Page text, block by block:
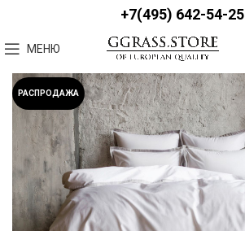
+7(495) 642-54-25
МЕНЮ
РАСПРОДАЖА